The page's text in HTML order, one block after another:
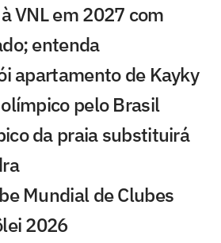
VNL em 2027 com
entenda
apartamento de Kayky
pelo Brasil
da praia substituirá
Mundial de Clubes
2026